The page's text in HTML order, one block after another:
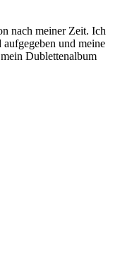
nach meiner Zeit. Ich
und meine
Dublettenalbum